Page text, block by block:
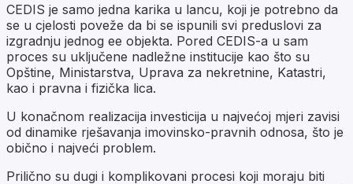
CEDIS je samo jedna karika u lancu, koji je potrebno da
se u cjelosti poveže da bi se ispunili svi preduslovi za
izgradnju jednog ee objekta. Pored CEDIS-a u sam
proces su uključene nadležne institucije kao što su
Opštine, Ministarstva, Uprava za nekretnine, Katastri,
kao i pravna i fizička lica.
U konačnom realizacija investicija u najvećoj mjeri zavisi
od dinamike rješavanja imovinsko-pravnih odnosa, što je
obično i najveći problem.
Prilično su dugi i komplikovani procesi koji moraju biti